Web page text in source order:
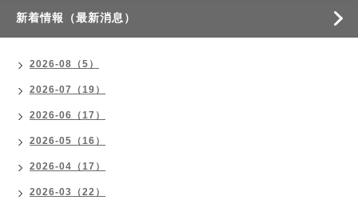
新着情報（最新消息）
2026-08（5）
2026-07（19）
2026-06（17）
2026-05（16）
2026-04（17）
2026-03（22）